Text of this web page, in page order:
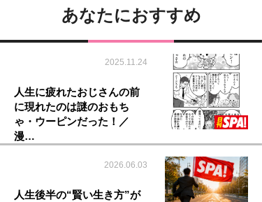
あなたにおすすめ
2025.11.24
人生に疲れたおじさんの前
に現れたのは謎のおもち
ゃ・ウーピンだった！／
漫…
2026.06.03
人生後半の“賢い生き方”が